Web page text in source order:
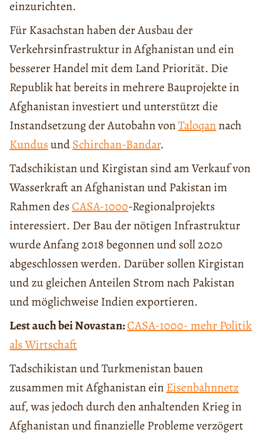
einzurichten.
Für Kasachstan haben der Ausbau der
Verkehrsinfrastruktur in Afghanistan und ein
besserer Handel mit dem Land Priorität. Die
Republik hat bereits in mehrere Bauprojekte in
Afghanistan investiert und unterstützt die
Instandsetzung der Autobahn vonTaloqannach
KundusundSchirchan-Bandar.
Tadschikistan und Kirgistan sind am Verkauf von
Wasserkraft an Afghanistan und Pakistan im
Rahmen desCASA-1000-Regionalprojekts
interessiert. Der Bau der nötigen Infrastruktur
wurde Anfang 2018 begonnen und soll 2020
abgeschlossen werden. Darüber sollen Kirgistan
und zu gleichen Anteilen Strom nach Pakistan
und möglichweise Indien exportieren.
Lest auch bei Novastan:CASA-1000- mehr Politik
als Wirtschaft
Tadschikistan und Turkmenistan bauen
zusammen mit Afghanistan einEisenbahnnetz
auf, was jedoch durch den anhaltenden Krieg in
Afghanistan und finanzielle Probleme verzögert